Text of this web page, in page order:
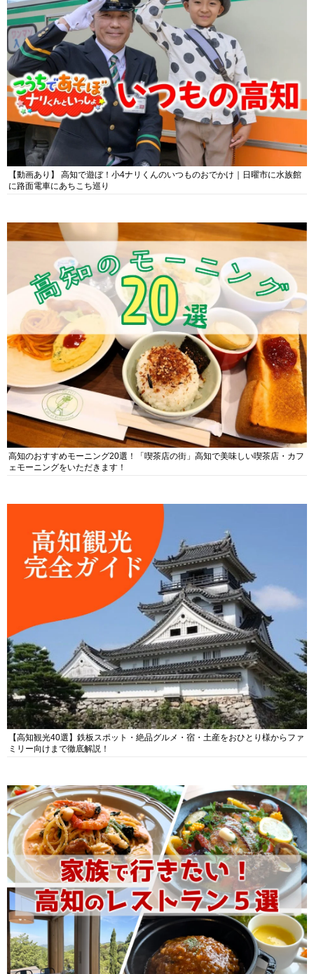
【動画あり】 高知で遊ぼ！小4ナリくんのいつものおでかけ｜日曜市に水族館
に路面電車にあちこち巡り
高知のおすすめモーニング20選！「喫茶店の街」高知で美味しい喫茶店・カフ
ェモーニングをいただきます！
【高知観光40選】鉄板スポット・絶品グルメ・宿・土産をおひとり様からファ
ミリー向けまで徹底解説！